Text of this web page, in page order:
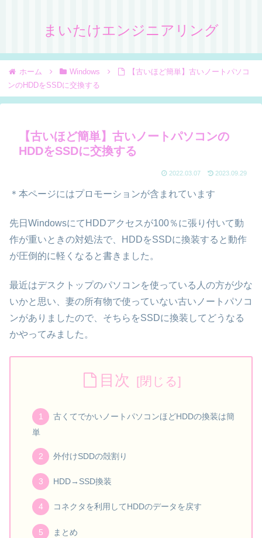
まいたけエンジニアリング
ホーム Windows
【古いほど簡単】古いノートパソコ
ンのHDDをSSDに交換する
【古いほど簡単】古いノートパソコンの
HDDをSSDに交換する
2022.03.07 2023.09.29
＊本ページにはプロモーションが含まれています
先日WindowsにてHDDアクセスが100％に張り付いて動
作が重いときの対処法で、HDDをSSDに換装すると動作
が圧倒的に軽くなると書きました。
最近はデスクトップのパソコンを使っている人の方が少な
いかと思い、妻の所有物で使っていない古いノートパソコ
ンがありましたので、そちらをSSDに換装してどうなる
かやってみました。
目次
古くてでかいノートパソコンほどHDDの換装は簡
単
外付けSDDの殻割り
HDD→SSD換装
コネクタを利用してHDDのデータを戻す
まとめ